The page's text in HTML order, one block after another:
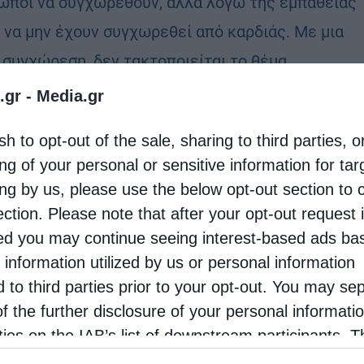
- Media.gr
to opt-out of the sale, sharing to third parties,
of your personal or sensitive information for
by us, please use the below opt-out section to
Please note that after your opt-out request
you may continue seeing interest-based ads
information utilized by us or personal information
to third parties prior to your opt-out. You may
the further disclosure of your personal
on the IAB’s list of downstream participants.
να μην έχουν συγ­χω­ρε­θεί από καρ­διάς. Με μια
δεν τα­κτο­ποιεί­ται το θέμα. …
σταχυολογήματα
18 Μαΐου 2020
αφήτε τοις ανθρώποις τα παραπτώματα
αφήσει και υμίν ο πατήρ υμών ο ουράνιος· εάν
αφήτε τοις ανθρώποις τα παραπτώματα
ουδέ ο πατήρ υμών αφήσει τα …